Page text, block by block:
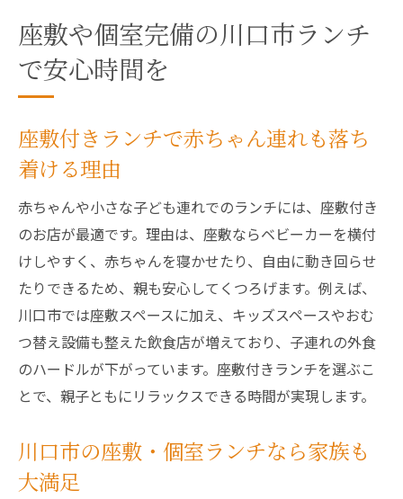
座敷や個室完備の川口市ランチ
で安心時間を
座敷付きランチで赤ちゃん連れも落ち
着ける理由
赤ちゃんや小さな子ども連れでのランチには、座敷付き
のお店が最適です。理由は、座敷ならベビーカーを横付
けしやすく、赤ちゃんを寝かせたり、自由に動き回らせ
たりできるため、親も安心してくつろげます。例えば、
川口市では座敷スペースに加え、キッズスペースやおむ
つ替え設備も整えた飲食店が増えており、子連れの外食
のハードルが下がっています。座敷付きランチを選ぶこ
とで、親子ともにリラックスできる時間が実現します。
川口市の座敷・個室ランチなら家族も
大満足